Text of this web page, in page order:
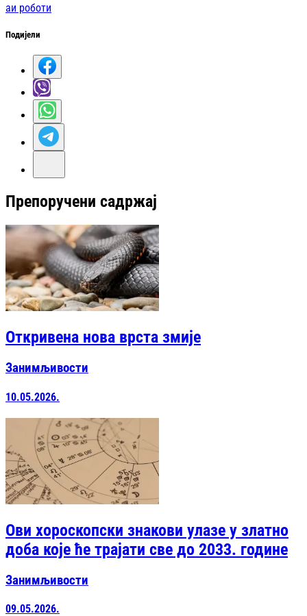
аи роботи
Подијели
Препоручени садржај
Откривена нова врста змије
Занимљивости
10.05.2026.
Ови хороскопски знакови улазе у златно
доба које ће трајати све до 2033. године
Занимљивости
09.05.2026.